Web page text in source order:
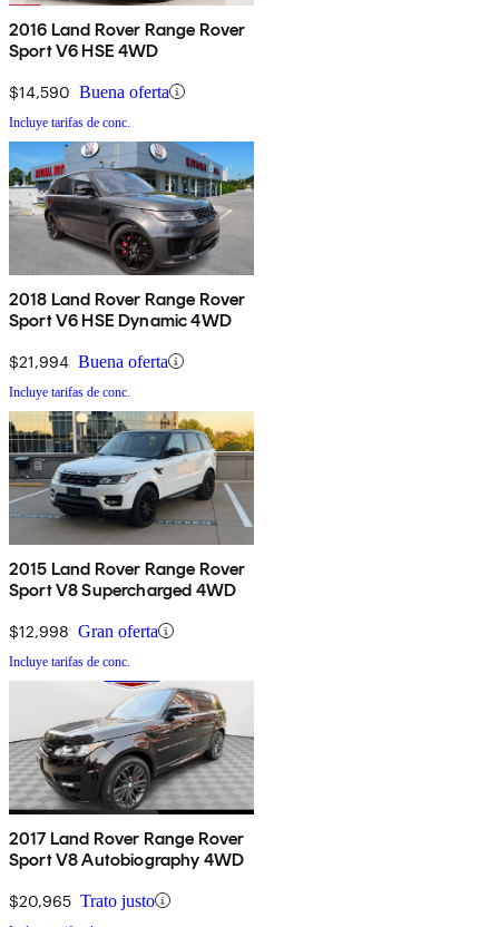
2016 Land Rover Range Rover
Sport V6 HSE 4WD
$14,590 Buena oferta
Incluye tarifas de conc.
2018 Land Rover Range Rover
Sport V6 HSE Dynamic 4WD
$21,994 Buena oferta
Incluye tarifas de conc.
2015 Land Rover Range Rover
Sport V8 Supercharged 4WD
$12,998 Gran oferta
Incluye tarifas de conc.
2017 Land Rover Range Rover
Sport V8 Autobiography 4WD
$20,965 Trato justo